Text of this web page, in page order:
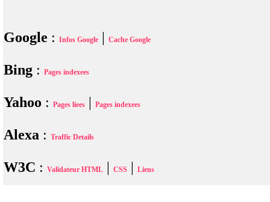
Google : Infos Google | Cache Google
Bing : Pages indexees
Yahoo : Pages liees | Pages indexees
Alexa : Traffic Details
W3C : Validateur HTML | CSS | Liens